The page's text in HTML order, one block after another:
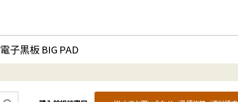
電子黒板 BIG PAD